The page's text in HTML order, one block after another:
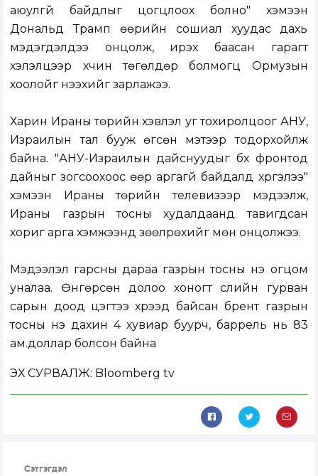
аюулгүй байдлыг цогцлоох болно" хэмээн
Дональд Трамп өөрийн сошиал хуудас дахь
мэдэгдэлдээ онцолж, ирэх баасан гарагт
хэлэлцээр хүчин төгөлдөр болмогц Ормузын
хоолойг нээхийг зарлажээ.
Харин Ираны төрийн хэвлэл уг тохиролцоог АНУ,
Израилын тал бууж өгсөн мэтээр тодорхойлж
байна. "АНУ-Израилын дайснуудыг бүх фронтод
дайныг зогсоохоос өөр аргагүй байдалд хүргэлээ"
хэмээн Ираны төрийн телевизээр мэдээлж,
Ираны газрын тосны худалдаанд тавигдсан
хориг арга хэмжээнүүд зөөлрөхийг мөн онцолжээ.
Мэдээлэл гарсны дараа газрын тосны үнэ огцом
уналаа. Өнгөрсөн долоо хоногт сүүлийн гурван
сарын доод цэгтээ хүрээд байсан брент газрын
тосны үнэ дахин 4 хувиар буурч, баррель нь 83
ам.доллар болсон байна
ЭХ СУРВАЛЖ: Bloomberg tv
Сэтгэгдэл